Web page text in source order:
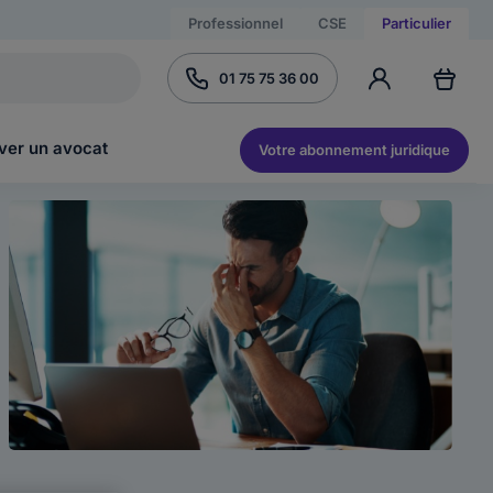
Professionnel CSE Particulier
01 75 75 36 00
un avocat Votre abonnement juridique